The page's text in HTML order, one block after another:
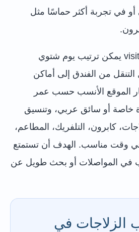
في تجربة أكثر حماسًا مثل
عبر visitzellamsee.com يمكن ترتيب يوم شتوي
من الفندق إلى أماكن
الموقع الأنسب حسب عمر
خاصة أو سائق عربي، وتنسيق
كابرون، التلفريك، المطاعم،
وقت مناسب. الهدف أن تستمتع
تعب في المواصلات أو بحث طويل عن
الزلاجات في